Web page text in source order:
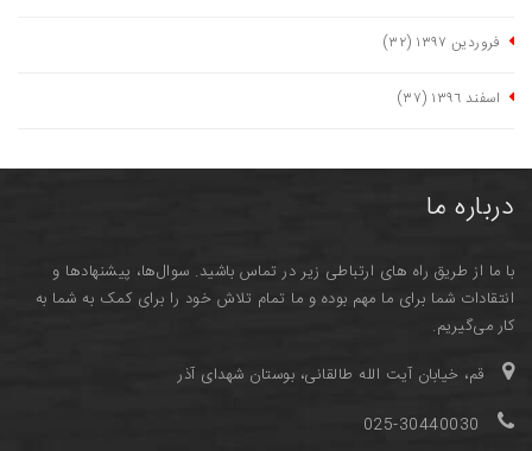
فروردین ١٣٩٧ (٣٢)
اسفند ١٣٩٦ (٣٧)
درباره ما
با ما از طریق راه های ارتباطی زیر در تماس باشید. سوال‌ها، پیشنهادها و
انتقادات شما برای ما مهم بوده و ما تمام تلاش خود را برای کمک به شما به
کار می‌گیریم.
قم، خیابان آیت الله طالقانی، بوستان شهدای آذر
025-30440030